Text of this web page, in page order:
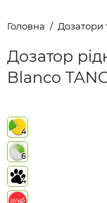
Головна Дозатори
Дозатор
Blanco
4
6
4